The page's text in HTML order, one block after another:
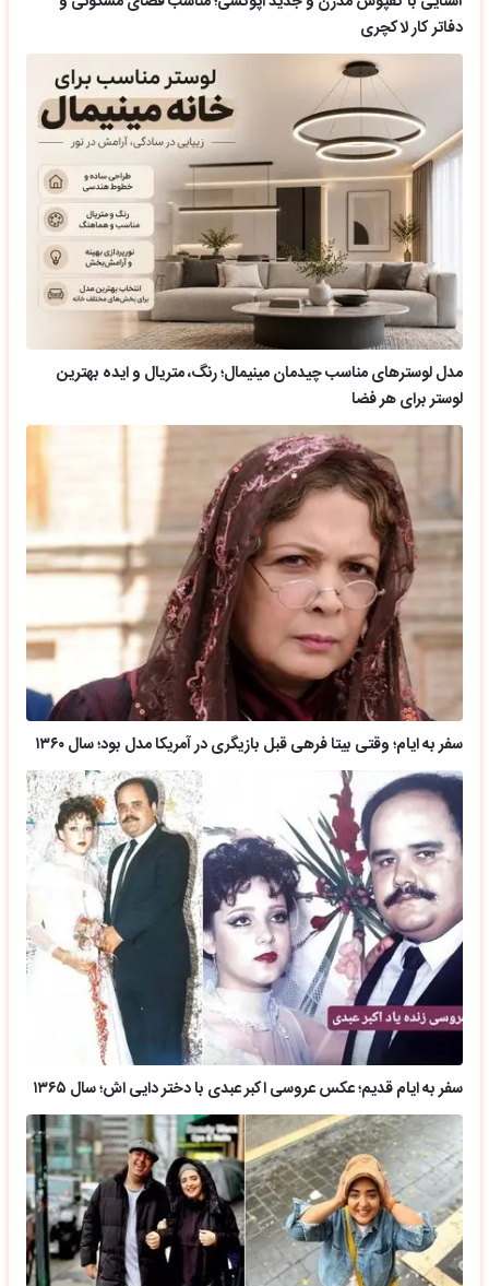
دفاتر کار لاکچری
مدل لوسترهای مناسب چیدمان مینیمال؛ رنگ، متریال و ایده بهترین
لوستر برای هر فضا
سفر به ایام؛ وقتی بیتا فرهی قبل بازیگری در آمریکا مدل بود؛ سال ۱۳۶۰
سفر به ایام قدیم؛ عکس عروسی اکبر عبدی با دختر دایی اش؛ سال ۱۳۶۵